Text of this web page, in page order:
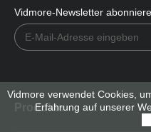
Vidmore-Newsletter
Produkte
Vidmore verwendet Cookies,
Erfahrung auf unserer